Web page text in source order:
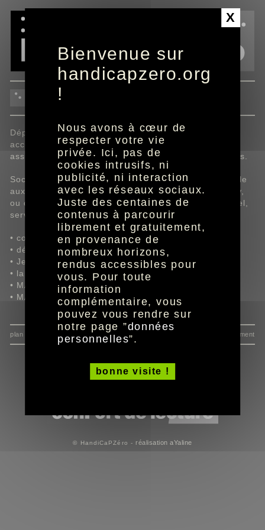
épargne, assurance-vie
Dépliants, notes d'information, contrats, magazines,
accédez à l'ensemble des documents d'épargne,
assurance-vie MACIF disponibles aux formats adaptés.
Sociétaires MACIF, demandez à les recevoir à domicile
aux format braille, caractères agrandis et audio Daisy,
ou consultez-les en ligne dans votre espace personnel,
service MACIF sur handicapzero.org.
• compte-rendu de gestion paritaire 2026,
• dépliant Assurance-vie Épargne Handicap,
• Jeewan Patrimoine,
• la clause bénéficiaire,
• MACIF Épargne Vie,
• MACIF Plan Épargne Retraite.
plan du site données personnelles consentement
© HandiCaPZéro - réalisation aYaline
X
Bienvenue sur
handicapzero.org
!
Nous avons à cœur de
respecter votre vie
privée. Ici, pas de
cookies intrusifs, ni
publicité, ni interaction
avec les réseaux sociaux.
Juste des centaines de
contenus à parcourir
librement et gratuitement,
en provenance de
nombreux horizons,
rendus accessibles pour
vous. Pour toute
information
complémentaire, vous
pouvez vous rendre sur
notre page ”données
personnelles”.
bonne visite !